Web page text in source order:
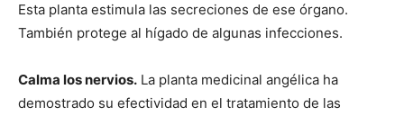
Esta planta estimula las secreciones de ese órgano.
También protege al hígado de algunas infecciones.
Calma los nervios. La planta medicinal angélica ha
demostrado su efectividad en el tratamiento de las